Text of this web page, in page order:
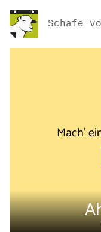
Schafe
Mach'